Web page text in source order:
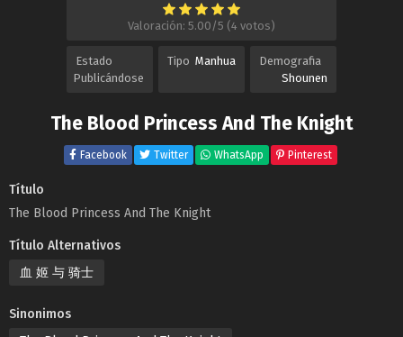
Valoración: 5.00/5 (4 votos)
Estado
Publicándose
Tipo Manhua
Demografia
Shounen
The Blood Princess And The Knight
Facebook Twitter WhatsApp Pinterest
Título
The Blood Princess And The Knight
Título Alternativos
血 姬 与 骑士
Sinonimos